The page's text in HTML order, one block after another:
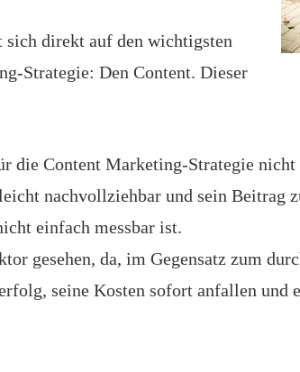
sich direkt auf den wichtigsten
Strategie: Den Content. Dieser
die Content Marketing-Strategie nicht
nachvollziehbar und sein Beitrag
einfach messbar ist.
gesehen, da, im Gegensatz zum
seine Kosten sofort anfallen und